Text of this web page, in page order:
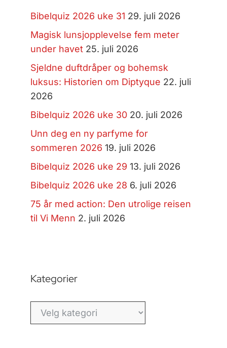
Bibelquiz 2026 uke 31 29. juli 2026
Magisk lunsjopplevelse fem meter
under havet 25. juli 2026
Sjeldne duftdråper og bohemsk
luksus: Historien om Diptyque 22. juli
2026
Bibelquiz 2026 uke 30 20. juli 2026
Unn deg en ny parfyme for
sommeren 2026 19. juli 2026
Bibelquiz 2026 uke 29 13. juli 2026
Bibelquiz 2026 uke 28 6. juli 2026
75 år med action: Den utrolige reisen
til Vi Menn 2. juli 2026
Kategorier
Kategorier